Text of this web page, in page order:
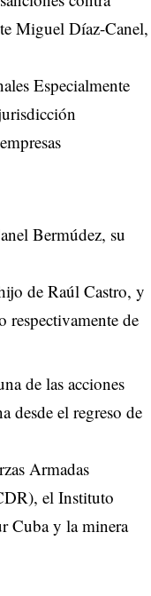
Miguel Díaz-Canel,
Especialmente
Bermúdez, su
de Raúl Castro, y
de
de las acciones
desde el regreso de
Armadas
el Instituto
Cuba y la minera